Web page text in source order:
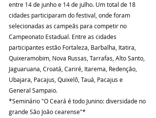
entre 14 de junho e 14 de julho. Um total de 18
cidades participaram do festival, onde foram
selecionadas as campeãs para competir no
Campeonato Estadual. Entre as cidades
participantes estão Fortaleza, Barbalha, Itatira,
Quixeramobim, Nova Russas, Tarrafas, Alto Santo,
Jaguaruana, Croatá, Cariré, Itarema, Redenção,
Ubajara, Pacajus, Quixelô, Tauá, Pacajus e
General Sampaio.
*Seminário "O Ceará é todo Junino: diversidade no
grande São João cearense"*